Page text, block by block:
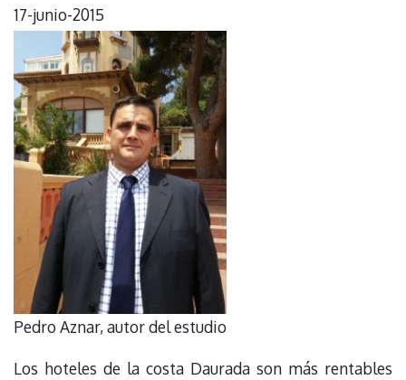
17-junio-2015
Pedro Aznar, autor del estudio
Los hoteles de la costa Daurada son más rentables